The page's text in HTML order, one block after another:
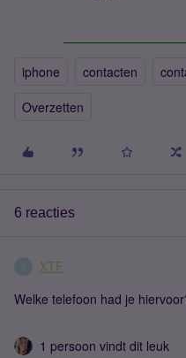
iphone contacten
Overzetten
6 reacties
XTF
Welke telefoon had je
1 persoon vindt dit leuk